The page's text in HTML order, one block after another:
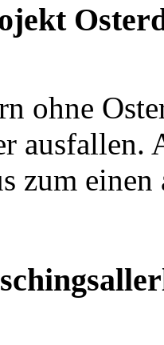
ohne
ausfallen.
zum einen